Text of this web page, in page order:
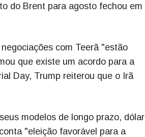
do Brent para agosto fechou em
com Teerã "estão
que existe um acordo para a
Day, Trump reiterou que o Irã
modelos de longo prazo, dólar
"eleição favorável para a